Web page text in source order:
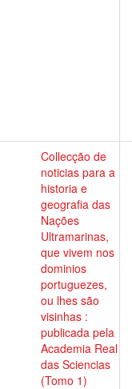
Collecção de
noticias para a
historia e
geografia das
Nações
Ultramarinas,
que vivem nos
dominios
portuguezes,
ou lhes são
visinhas :
publicada pela
Academia Real
das Sciencias
(Tomo 1)